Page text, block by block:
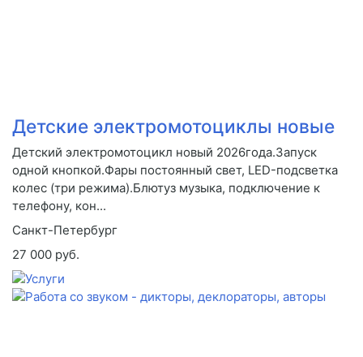
Детские электромотоциклы новые
Детский электромотоцикл новый 2026года.Запуск
одной кнопкой.Фары постоянный свет, LED-подсветка
колес (три режима).Блютуз музыка, подключение к
телефону, кон...
Санкт-Петербург
27 000 руб.